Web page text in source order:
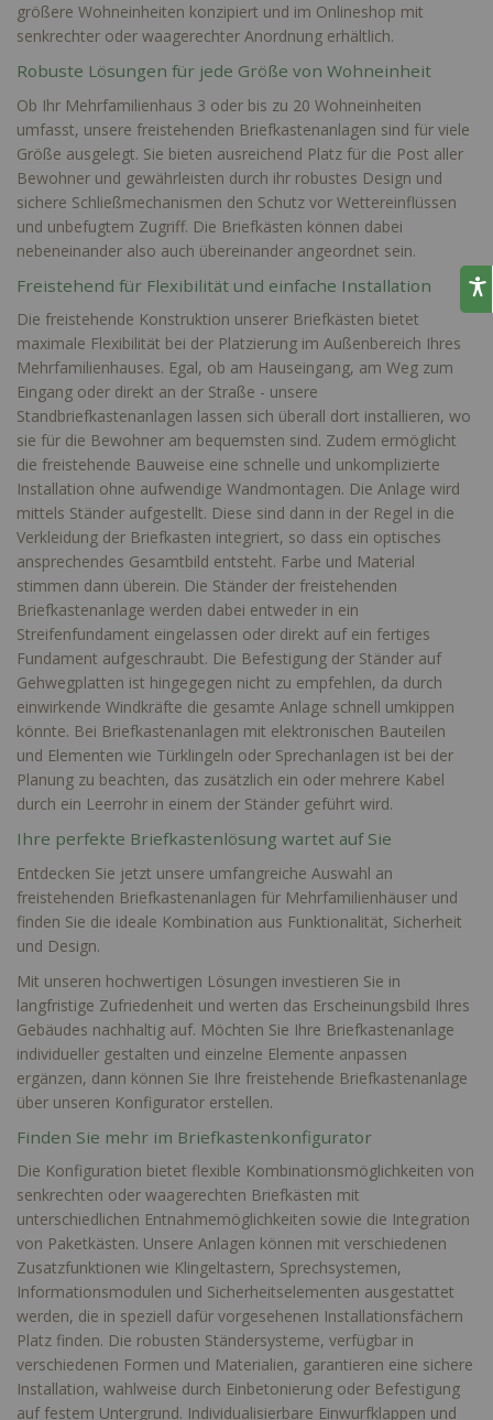
größere Wohneinheiten konzipiert und im Onlineshop mit
senkrechter oder waagerechter Anordnung erhältlich.
Robuste Lösungen für jede Größe von Wohneinheit
Ob Ihr Mehrfamilienhaus 3 oder bis zu 20 Wohneinheiten
umfasst, unsere freistehenden Briefkastenanlagen sind für viele
Größe ausgelegt. Sie bieten ausreichend Platz für die Post aller
Bewohner und gewährleisten durch ihr robustes Design und
sichere Schließmechanismen den Schutz vor Wettereinflüssen
und unbefugtem Zugriff. Die Briefkästen können dabei
nebeneinander also auch übereinander angeordnet sein.
Freistehend für Flexibilität und einfache Installation
Die freistehende Konstruktion unserer Briefkästen bietet
maximale Flexibilität bei der Platzierung im Außenbereich Ihres
Mehrfamilienhauses. Egal, ob am Hauseingang, am Weg zum
Eingang oder direkt an der Straße - unsere
Standbriefkastenanlagen lassen sich überall dort installieren, wo
sie für die Bewohner am bequemsten sind. Zudem ermöglicht
die freistehende Bauweise eine schnelle und unkomplizierte
Installation ohne aufwendige Wandmontagen. Die Anlage wird
mittels Ständer aufgestellt. Diese sind dann in der Regel in die
Verkleidung der Briefkasten integriert, so dass ein optisches
ansprechendes Gesamtbild entsteht. Farbe und Material
stimmen dann überein. Die Ständer der freistehenden
Briefkastenanlage werden dabei entweder in ein
Streifenfundament eingelassen oder direkt auf ein fertiges
Fundament aufgeschraubt. Die Befestigung der Ständer auf
Gehwegplatten ist hingegegen nicht zu empfehlen, da durch
einwirkende Windkräfte die gesamte Anlage schnell umkippen
könnte. Bei Briefkastenanlagen mit elektronischen Bauteilen
und Elementen wie Türklingeln oder Sprechanlagen ist bei der
Planung zu beachten, das zusätzlich ein oder mehrere Kabel
durch ein Leerrohr in einem der Ständer geführt wird.
Ihre perfekte Briefkastenlösung wartet auf Sie
Entdecken Sie jetzt unsere umfangreiche Auswahl an
freistehenden Briefkastenanlagen für Mehrfamilienhäuser und
finden Sie die ideale Kombination aus Funktionalität, Sicherheit
und Design.
Mit unseren hochwertigen Lösungen investieren Sie in
langfristige Zufriedenheit und werten das Erscheinungsbild Ihres
Gebäudes nachhaltig auf. Möchten Sie Ihre Briefkastenanlage
individueller gestalten und einzelne Elemente anpassen
ergänzen, dann können Sie Ihre freistehende Briefkastenanlage
über unseren Konfigurator erstellen.
Finden Sie mehr im Briefkastenkonfigurator
Die Konfiguration bietet flexible Kombinationsmöglichkeiten von
senkrechten oder waagerechten Briefkästen mit
unterschiedlichen Entnahmemöglichkeiten sowie die Integration
von Paketkästen. Unsere Anlagen können mit verschiedenen
Zusatzfunktionen wie Klingeltastern, Sprechsystemen,
Informationsmodulen und Sicherheitselementen ausgestattet
werden, die in speziell dafür vorgesehenen Installationsfächern
Platz finden. Die robusten Ständersysteme, verfügbar in
verschiedenen Formen und Materialien, garantieren eine sichere
Installation, wahlweise durch Einbetonierung oder Befestigung
auf festem Untergrund. Individualisierbare Einwurfklappen und